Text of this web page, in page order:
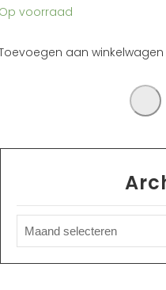
voorraad
aan winkelwagen